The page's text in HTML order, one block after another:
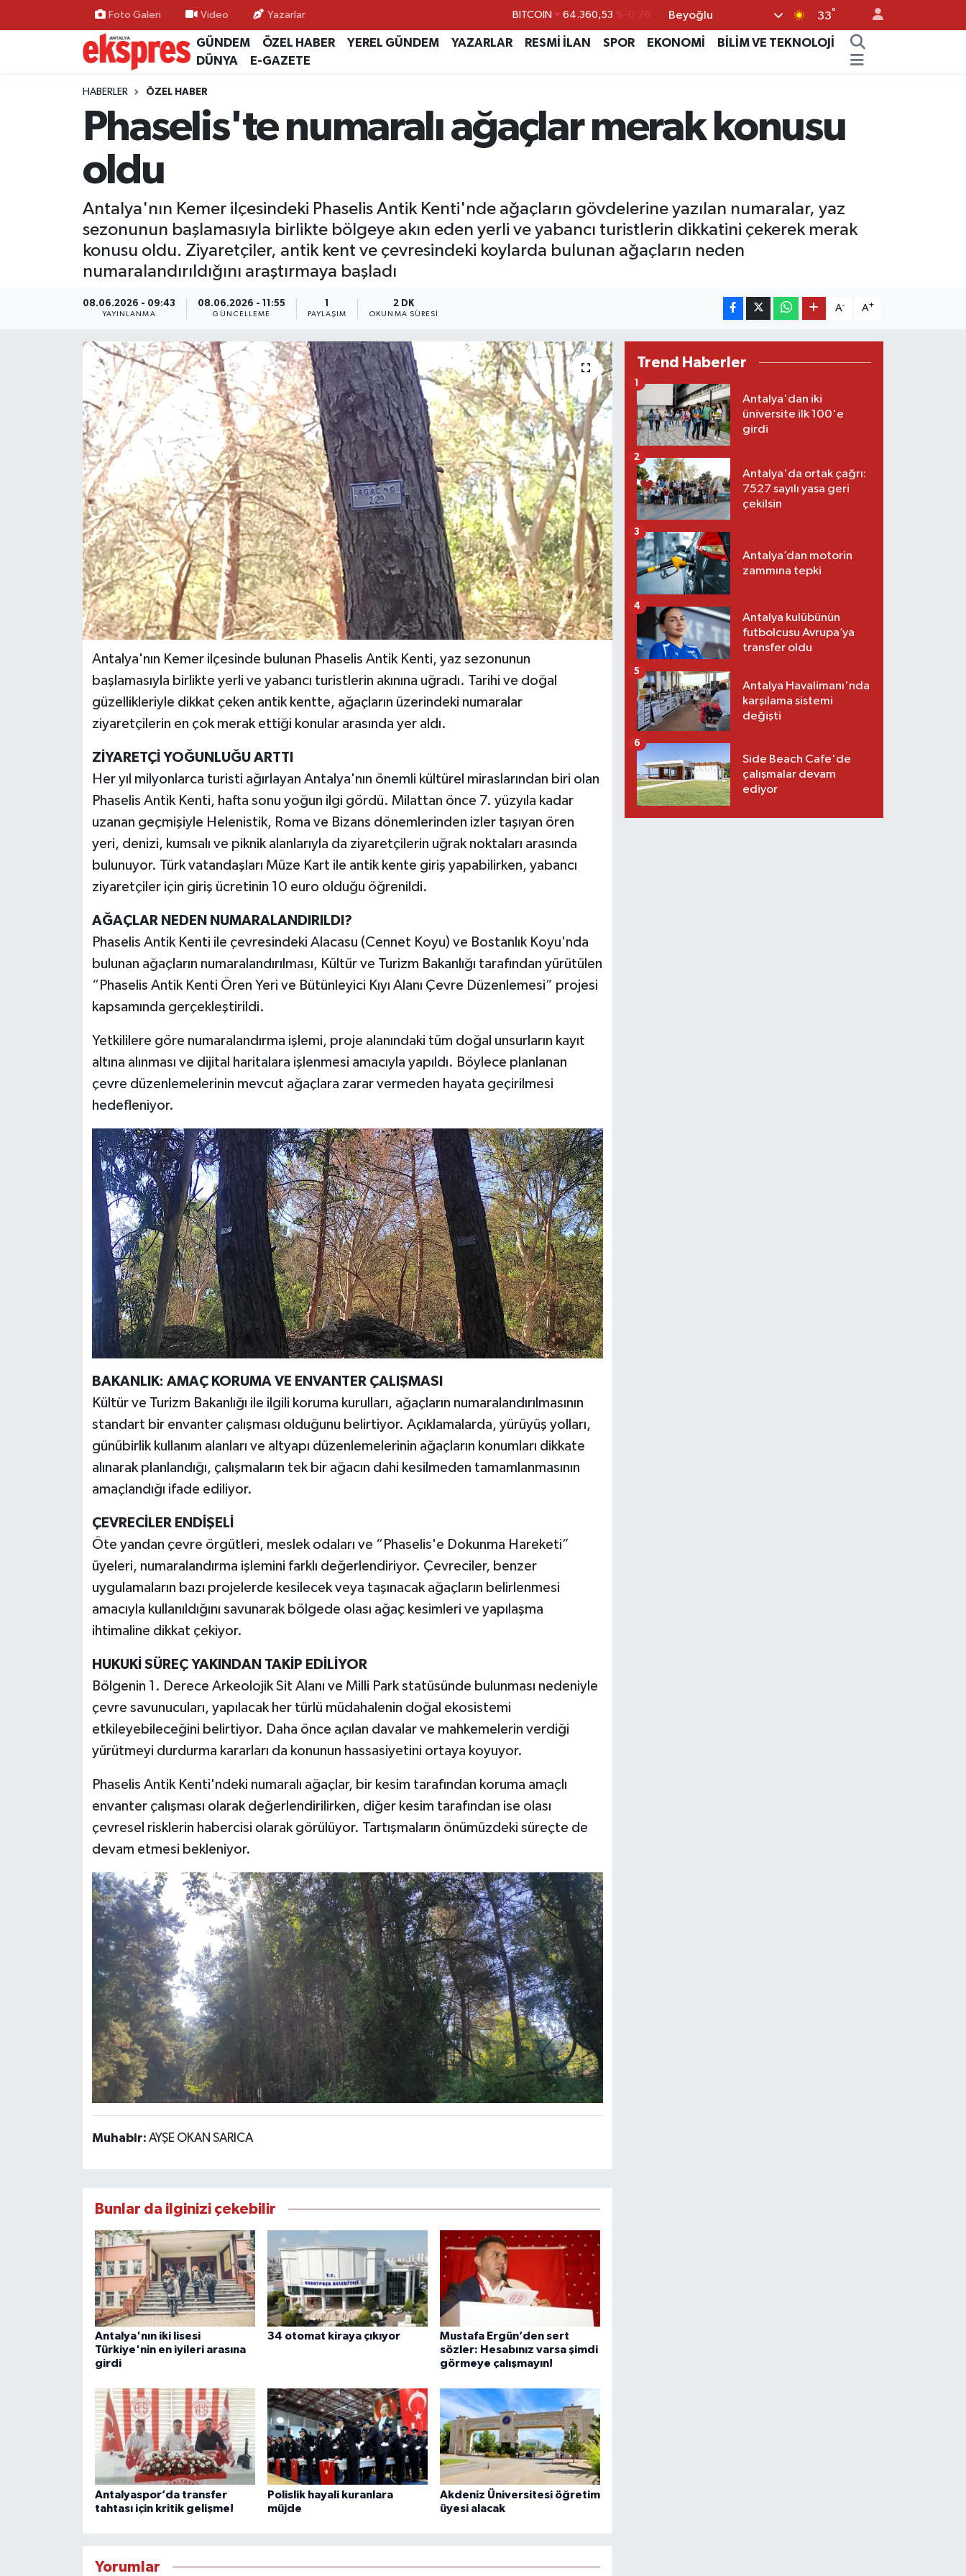
Foto Galeri Video Yazarlar DOLAR 47,7069 %0.17
EURO 55,0265 %0.01
BİST100 13.887 %64
BITCOIN %-0.76
Beyoğlu 33°
GÜNDEM ÖZEL HABER YEREL GÜNDEM YAZARLAR RESMİ İLAN SPOR EKONOMİ
BİLİM VE TEKNOLOJİ
DÜNYA
E-GAZETE
HABERLER ÖZEL HABER
Phaselis'te numaralı ağaçlar merak konusu
oldu
Antalya'nın Kemer ilçesindeki Phaselis Antik Kenti'nde ağaçların gövdelerine yazılan numaralar, yaz
sezonunun başlamasıyla birlikte bölgeye akın eden yerli ve yabancı turistlerin dikkatini çekerek merak
konusu oldu. Ziyaretçiler, antik kent ve çevresindeki koylarda bulunan ağaçların neden
numaralandırıldığını araştırmaya başladı
08.06.2026 - 09:43
YAYINLANMA
08.06.2026 - 11:55
GÜNCELLEME
1
PAYLAŞIM
2 DK
OKUNMA SÜRESI
A- A+
Antalya'nın Kemer ilçesinde bulunan Phaselis Antik Kenti, yaz sezonunun
başlamasıyla birlikte yerli ve yabancı turistlerin akınına uğradı. Tarihi ve doğal
güzellikleriyle dikkat çeken antik kentte, ağaçların üzerindeki numaralar
ziyaretçilerin en çok merak ettiği konular arasında yer aldı.
ZİYARETÇİ YOĞUNLUĞU ARTTI
Her yıl milyonlarca turisti ağırlayan Antalya'nın önemli kültürel miraslarından biri olan
Phaselis Antik Kenti, hafta sonu yoğun ilgi gördü. Milattan önce 7. yüzyıla kadar
uzanan geçmişiyle Helenistik, Roma ve Bizans dönemlerinden izler taşıyan ören
yeri, denizi, kumsalı ve piknik alanlarıyla da ziyaretçilerin uğrak noktaları arasında
bulunuyor. Türk vatandaşları Müze Kart ile antik kente giriş yapabilirken, yabancı
ziyaretçiler için giriş ücretinin 10 euro olduğu öğrenildi.
AĞAÇLAR NEDEN NUMARALANDIRILDI?
Phaselis Antik Kenti ile çevresindeki Alacasu (Cennet Koyu) ve Bostanlık Koyu'nda
bulunan ağaçların numaralandırılması, Kültür ve Turizm Bakanlığı tarafından yürütülen
“Phaselis Antik Kenti Ören Yeri ve Bütünleyici Kıyı Alanı Çevre Düzenlemesi” projesi
kapsamında gerçekleştirildi.
Yetkililere göre numaralandırma işlemi, proje alanındaki tüm doğal unsurların kayıt
altına alınması ve dijital haritalara işlenmesi amacıyla yapıldı. Böylece planlanan
çevre düzenlemelerinin mevcut ağaçlara zarar vermeden hayata geçirilmesi
hedefleniyor.
BAKANLIK: AMAÇ KORUMA VE ENVANTER ÇALIŞMASI
Kültür ve Turizm Bakanlığı ile ilgili koruma kurulları, ağaçların numaralandırılmasının
standart bir envanter çalışması olduğunu belirtiyor. Açıklamalarda, yürüyüş yolları,
günübirlik kullanım alanları ve altyapı düzenlemelerinin ağaçların konumları dikkate
alınarak planlandığı, çalışmaların tek bir ağacın dahi kesilmeden tamamlanmasının
amaçlandığı ifade ediliyor.
ÇEVRECİLER ENDİŞELİ
Öte yandan çevre örgütleri, meslek odaları ve “Phaselis'e Dokunma Hareketi”
üyeleri, numaralandırma işlemini farklı değerlendiriyor. Çevreciler, benzer
uygulamaların bazı projelerde kesilecek veya taşınacak ağaçların belirlenmesi
amacıyla kullanıldığını savunarak bölgede olası ağaç kesimleri ve yapılaşma
ihtimaline dikkat çekiyor.
HUKUKİ SÜREÇ YAKINDAN TAKİP EDİLİYOR
Bölgenin 1. Derece Arkeolojik Sit Alanı ve Milli Park statüsünde bulunması nedeniyle
çevre savunucuları, yapılacak her türlü müdahalenin doğal ekosistemi
etkileyebileceğini belirtiyor. Daha önce açılan davalar ve mahkemelerin verdiği
yürütmeyi durdurma kararları da konunun hassasiyetini ortaya koyuyor.
Phaselis Antik Kenti'ndeki numaralı ağaçlar, bir kesim tarafından koruma amaçlı
envanter çalışması olarak değerlendirilirken, diğer kesim tarafından ise olası
çevresel risklerin habercisi olarak görülüyor. Tartışmaların önümüzdeki süreçte de
devam etmesi bekleniyor.
Muhabir: AYŞE OKAN SARICA
Bunlar da ilginizi çekebilir
Antalya'nın iki lisesi
Türkiye'nin en iyileri arasına
girdi
34 otomat kiraya çıkıyor
Mustafa Ergün’den sert
sözler: Hesabınız varsa şimdi
görmeye çalışmayın!
Antalyaspor’da transfer
tahtası için kritik gelişme!
Polislik hayali kuranlara
müjde
Akdeniz Üniversitesi öğretim
üyesi alacak
Yorumlar
Trend Haberler
Antalya'dan iki
üniversite ilk 100'e
girdi
1
Antalya'da ortak çağrı:
7527 sayılı yasa geri
çekilsin
2
Antalya’dan motorin
zammına tepki
3
Antalya kulübünün
futbolcusu Avrupa’ya
transfer oldu
4
Antalya Havalimanı'nda
karşılama sistemi
değişti
5
Side Beach Cafe'de
çalışmalar devam
ediyor
6
ÖZEL HABER
GÜNDEM
YEREL GÜNDEM
EKONOMİ
KÜLTÜR - SANAT
SİYASET
TURİZM
RÖPORTAJ
VİDEO HABERLER
YAZARLAR
RESMİ İLAN
MAGAZİN
Nöbetçi Eczaneler
Hava Durumu
Trafik Durumu
Süper Lig Puan Durumu ve Fikstür
Tüm Manşetler
Son Dakika Haberleri
Haber Arşivi